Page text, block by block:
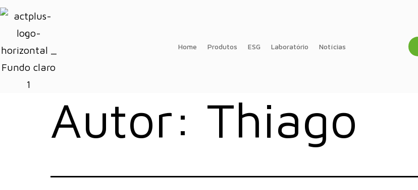
Home Produtos ESG Laboratório Notícias
Autor: Thiago